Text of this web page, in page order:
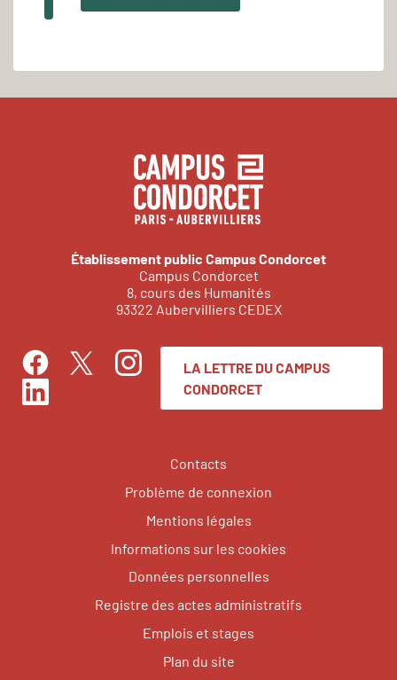
Établissement public Campus Condorcet
Campus Condorcet
8, cours des Humanités
93322 Aubervilliers CEDEX
FacebookTwitterInstagram
LinkedIn
LA LETTRE DU CAMPUS
CONDORCET
Contacts
Problème de connexion
Mentions légales
Informations sur les cookies
Données personnelles
Registre des actes administratifs
Emplois et stages
Plan du site